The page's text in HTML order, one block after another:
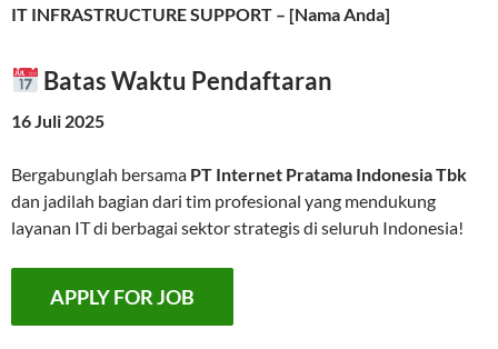
IT INFRASTRUCTURE SUPPORT – [Nama Anda]
Batas Waktu Pendaftaran
16 Juli 2025
Bergabunglah bersama PT Internet Pratama Indonesia Tbk
dan jadilah bagian dari tim profesional yang mendukung
layanan IT di berbagai sektor strategis di seluruh Indonesia!